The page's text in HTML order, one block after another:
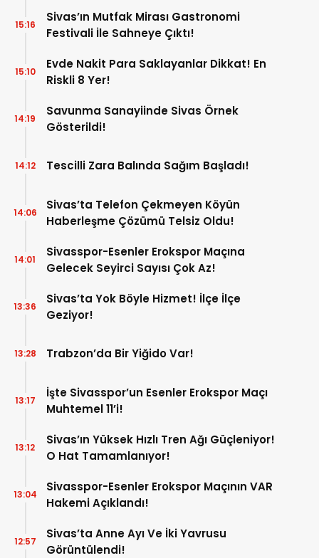
Sivas’ın Mutfak Mirası Gastronomi
Festivali İle Sahneye Çıktı!
15:16
Evde Nakit Para Saklayanlar Dikkat! En
Riskli 8 Yer!
15:10
Savunma Sanayiinde Sivas Örnek
Gösterildi!
14:19
Tescilli Zara Balında Sağım Başladı!
14:12
Sivas’ta Telefon Çekmeyen Köyün
Haberleşme Çözümü Telsiz Oldu!
14:06
Sivasspor-Esenler Erokspor Maçına
Gelecek Seyirci Sayısı Çok Az!
14:01
Sivas’ta Yok Böyle Hizmet! İlçe İlçe
Geziyor!
13:36
Trabzon’da Bir Yiğido Var!
13:28
İşte Sivasspor’un Esenler Erokspor Maçı
Muhtemel 11’i!
13:17
Sivas’ın Yüksek Hızlı Tren Ağı Güçleniyor!
O Hat Tamamlanıyor!
13:12
Sivasspor-Esenler Erokspor Maçının VAR
Hakemi Açıklandı!
13:04
Sivas’ta Anne Ayı Ve İki Yavrusu
Görüntülendi!
12:57